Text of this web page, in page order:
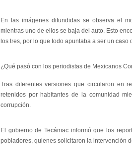
En las imágenes difundidas se observa el
mientras uno de ellos se baja del auto. Esto
los tres, por lo que todo apuntaba a ser un caso
¿Qué pasó con los periodistas de Mexicanos
Tras diferentes versiones que circularon en
retenidos por habitantes de la comunidad
corrupción.
El gobierno de Tecámac informó que los
pobladores, quienes solicitaron la intervención